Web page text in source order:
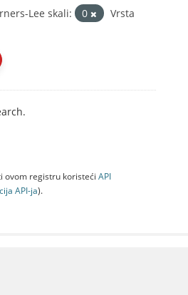
Lee skali:
0
Vrsta
ovom registru koristeći API
API-jа).